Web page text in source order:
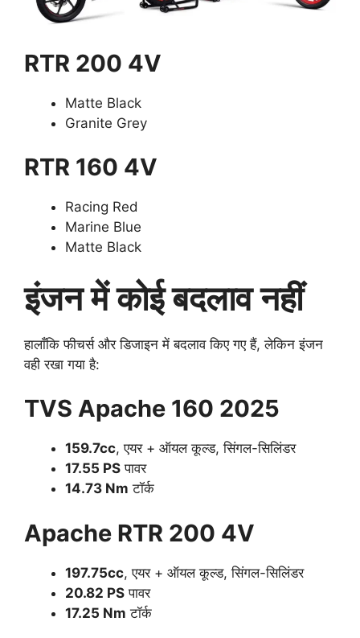
RTR 200 4V
Matte Black
Granite Grey
RTR 160 4V
Racing Red
Marine Blue
Matte Black
इंजन में कोई बदलाव नहीं
हालाँकि फीचर्स और डिजाइन में बदलाव किए गए हैं, लेकिन इंजन
वही रखा गया है:
TVS Apache 160 2025
159.7cc, एयर + ऑयल कूल्ड, सिंगल-सिलिंडर
17.55 PS पावर
14.73 Nm टॉर्क
Apache RTR 200 4V
197.75cc, एयर + ऑयल कूल्ड, सिंगल-सिलिंडर
20.82 PS पावर
17.25 Nm टॉर्क